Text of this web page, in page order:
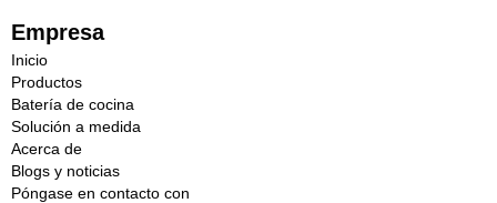
Empresa
Inicio
Productos
Batería de cocina
Solución a medida
Acerca de
Blogs y noticias
Póngase en contacto con